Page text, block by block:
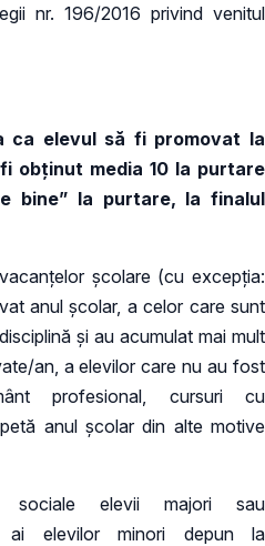
nr. 196/2016 privind venitul
ca elevul să fi promovat la
obţinut media 10 la purtare
bine” la purtare, la finalul
şcolare (cu excepția:
anul școlar, a celor care sunt
și au acumulat mai mult
an, a elevilor care nu au fost
profesional, cursuri cu
anul școlar din alte motive
sociale elevii majori sau
ai elevilor minori depun la